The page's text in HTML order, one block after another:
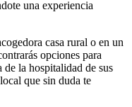
una experiencia
casa rural o en un
opciones para
de la hospitalidad de sus
que sin duda te